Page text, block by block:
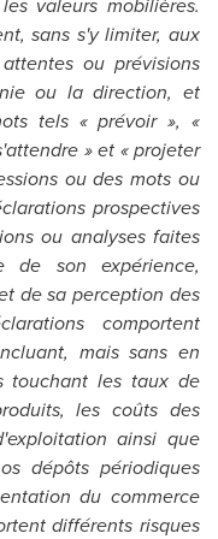
sans s'y limiter, aux
ou prévisions
ou la direction, et
tels « prévoir », «
» et « projeter
ou des mots ou
prospectives
ou analyses faites
son expérience,
de sa perception des
comportent
mais sans en
touchant les taux de
les coûts des
ainsi que
dépôts périodiques
du commerce
différents risques